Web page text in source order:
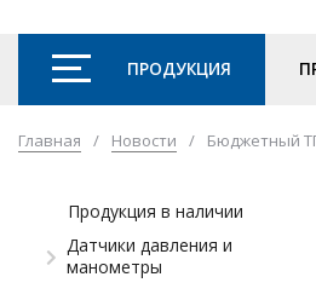
ПРОДУКЦИЯ
Главная / Новости / Бюджетный
Продукция в наличии
Датчики давления и
манометры